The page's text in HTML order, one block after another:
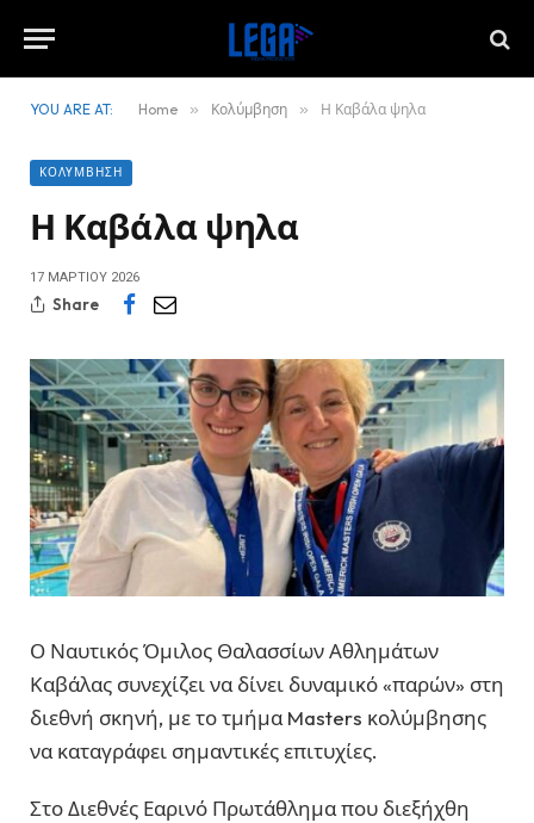
YOU ARE AT: Home » Κολύμβηση » Η Καβάλα ψηλα
ΚΟΛΎΜΒΗΣΗ
Η Καβάλα ψηλα
17 ΜΑΡΤΊΟΥ 2026
Share
Ο Ναυτικός Όμιλος Θαλασσίων Αθλημάτων
Καβάλας συνεχίζει να δίνει δυναμικό «παρών» στη
διεθνή σκηνή, με το τμήμα Masters κολύμβησης
να καταγράφει σημαντικές επιτυχίες.
Στο Διεθνές Εαρινό Πρωτάθλημα που διεξήχθη